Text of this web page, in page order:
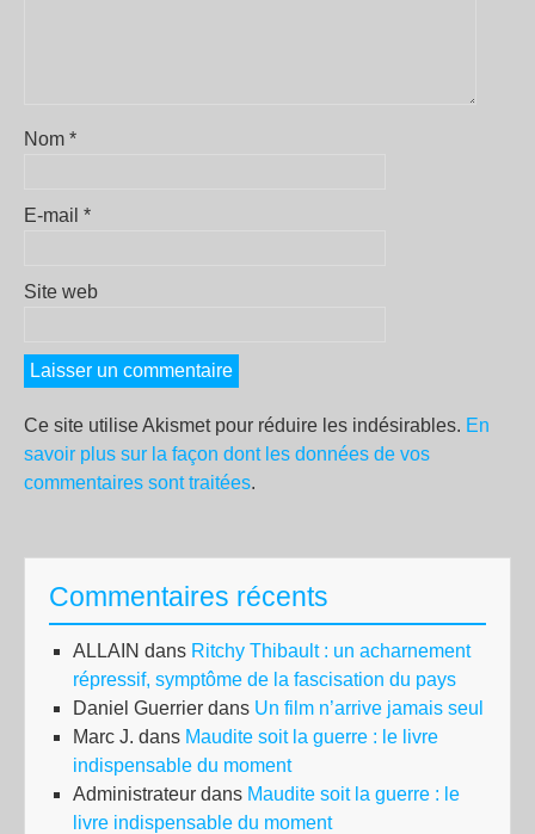
Nom *
E-mail *
Site web
Ce site utilise Akismet pour réduire les indésirables. En
savoir plus sur la façon dont les données de vos
commentaires sont traitées.
Commentaires récents
ALLAIN dans Ritchy Thibault : un acharnement
répressif, symptôme de la fascisation du pays
Daniel Guerrier dans Un film n’arrive jamais seul
Marc J. dans Maudite soit la guerre : le livre
indispensable du moment
Administrateur dans Maudite soit la guerre : le
livre indispensable du moment